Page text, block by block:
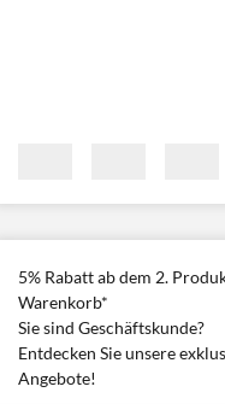
5% Rabatt ab dem 2.
Warenkorb*
Sie sind Geschäftskunde?
Entdecken Sie unsere
Angebote!